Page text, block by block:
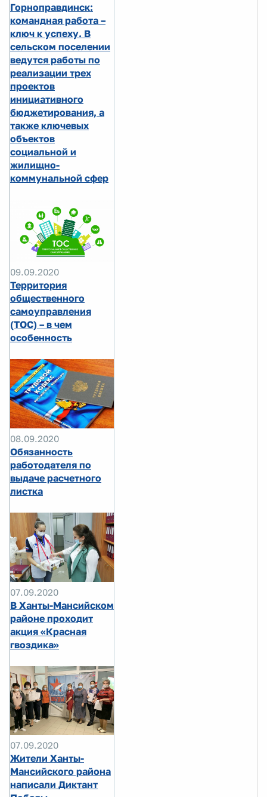
Горноправдинск:
командная работа –
ключ к успеху. В
сельском поселении
ведутся работы по
реализации трех
проектов
инициативного
бюджетирования, а
также ключевых
объектов
социальной и
жилищно-
коммунальной сфер
09.09.2020
Территория
общественного
самоуправления
(ТОС) – в чем
особенность
08.09.2020
Обязанность
работодателя по
выдаче расчетного
листка
07.09.2020
В Ханты-Мансийском
районе проходит
акция «Красная
гвоздика»
07.09.2020
Жители Ханты-
Мансийского района
написали Диктант